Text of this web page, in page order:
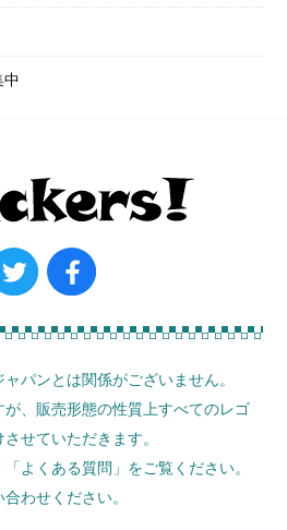
中
パンとは関係がございません。
、販売形態の性質上すべてのレゴ
せていただきます。
「よくある質問」 をご覧ください。
わせください。